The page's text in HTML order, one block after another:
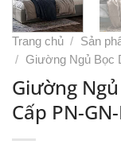
Trang chủ / Sản
/ Giường Ngủ Bọc
Giường
Cấp PN-